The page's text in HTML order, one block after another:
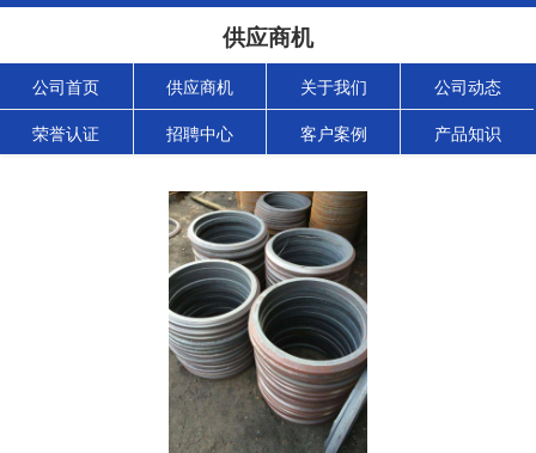
供应商机
公司首页 供应商机 关于我们 公司动态
荣誉认证 招聘中心 客户案例 产品知识